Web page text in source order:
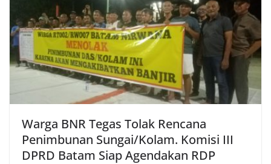
Warga BNR Tegas Tolak Rencana
Penimbunan Sungai/Kolam. Komisi III
DPRD Batam Siap Agendakan RDP